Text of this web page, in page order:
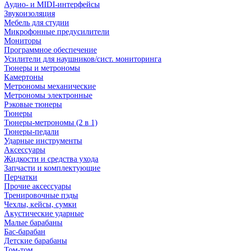
Аудио- и MIDI-интерфейсы
Звукоизоляция
Мебель для студии
Микрофонные предусилители
Мониторы
Программное обеспечение
Усилители для наушников/сист. мониторинга
Тюнеры и метрономы
Камертоны
Метрономы механические
Метрономы электронные
Рэковые тюнеры
Тюнеры
Тюнеры-метрономы (2 в 1)
Тюнеры-педали
Ударные инструменты
Аксессуары
Жидкости и средства ухода
Запчасти и комплектующие
Перчатки
Прочие аксессуары
Тренировочные пэды
Чехлы, кейсы, сумки
Акустические ударные
Mалые барабаны
Бас-барабан
Детские барабаны